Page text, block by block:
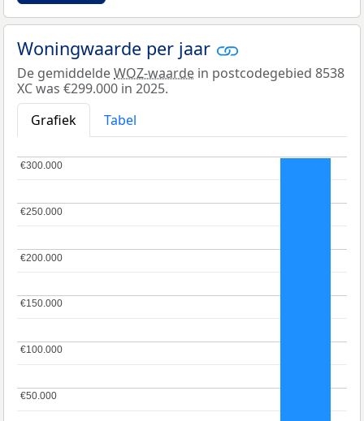
Woningwaarde per jaar
De gemiddeldeWOZ-waarde in postcodegebied 8538
XC was €299.000 in 2025.
Grafiek
Tabel
€50.000
€50.000
€100.000
€100.000
€150.000
€150.000
€200.000
€200.000
€250.000
€250.000
€300.000
€300.000